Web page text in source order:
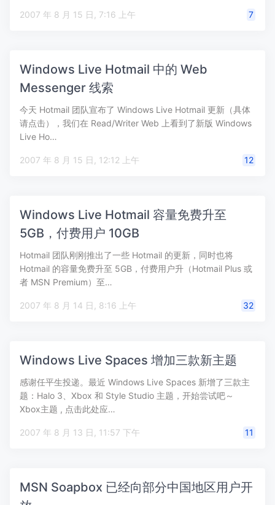
2007 年 8 月 15 日, 7:16 上午 7
Windows Live Hotmail 中的 Web
Messenger 线索
今天 Hotmail 团队宣布了 Windows Live Hotmail 更新（具体
请点击），我们在 Read/Writer Web 上看到了新版 Windows
Live Ho…
2007 年 8 月 15 日, 12:12 上午 12
Windows Live Hotmail 容量免费升至
5GB，付费用户 10GB
Hotmail 团队刚刚推出了一些 Hotmail 的更新，同时也将
Hotmail 的容量免费升至 5GB，付费用户升（Hotmail Plus 或
者 MSN Premium）至…
2007 年 8 月 14 日, 8:16 上午 32
Windows Live Spaces 增加三款新主题
感谢任平生投递。最近 Windows Live Spaces 新增了三款主
题：Halo 3、Xbox 和 Style Studio 主题，开始尝试吧～
Xbox主题 , 点击此处应…
2007 年 8 月 13 日, 11:57 下午 11
MSN Soapbox 已经向部分中国地区用户开